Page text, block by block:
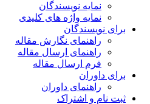
نمایه نویسندگان
نمایه واژه های کلیدی
برای نویسندگان
راهنمای نگارش مقاله
راهنمای ارسال مقاله
فرم ارسال مقاله
برای داوران
راهنمای داوران
ثبت نام و اشتراک